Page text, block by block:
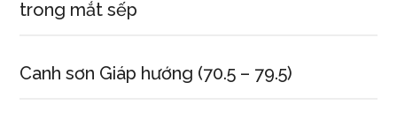
trong mắt sếp
Canh sơn Giáp hướng (70.5 – 79.5)